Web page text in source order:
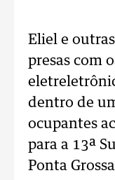
Eliel e
presas com
dentro de
ocupantes
para a 13ª
Ponta